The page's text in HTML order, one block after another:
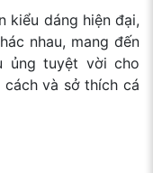
kiểu dáng hiện đại,
nhau, mang đến
ủng tuyệt vời cho
và sở thích cá